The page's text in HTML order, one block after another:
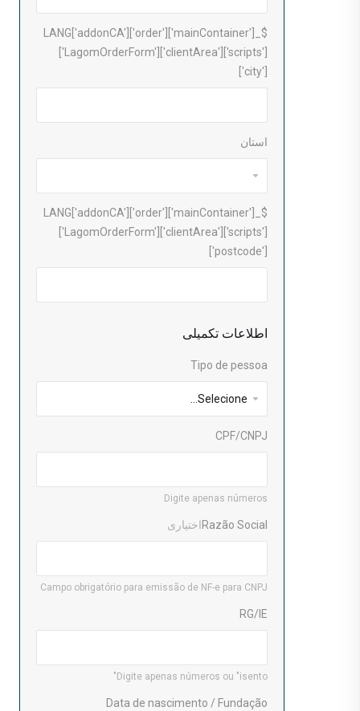
$_LANG['addonCA']['order']['mainContainer']
['LagomOrderForm']['clientArea']['scripts']
['city']
استان
$_LANG['addonCA']['order']['mainContainer']
['LagomOrderForm']['clientArea']['scripts']
['postcode']
اطلاعات تکمیلی
Tipo de pessoa
CPF/CNPJ
Digite apenas números
Razão Social اختیاری
Campo obrigatório para emissão de NF-e para CNPJ
RG/IE
Digite apenas números ou "isento"
Data de nascimento / Fundação